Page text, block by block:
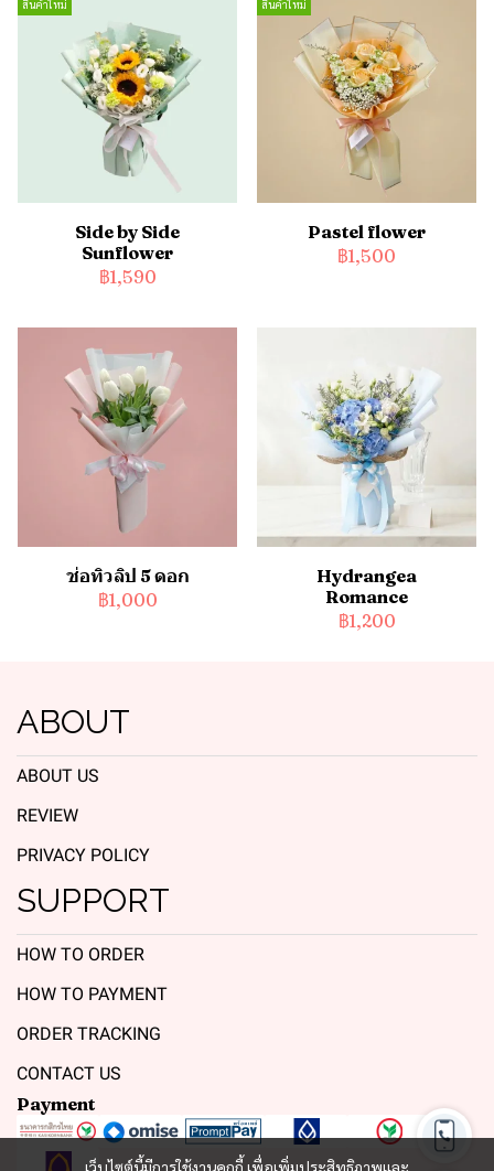
สินค้าใหม่
Side by Side
Sunflower
฿1,590
สินค้าใหม่
Pastel flower
฿1,500
ช่อทิวลิป 5 ดอก
฿1,000
Hydrangea
Romance
฿1,200
เว็บไซต์นี้มีการใช้งานคุกกี้ เพื่อเพิ่มประสิทธิภาพและ
ABOUT
ABOUT US
REVIEW
PRIVACY POLICY
SUPPORT
HOW TO ORDER
HOW TO PAYMENT
ORDER TRACKING
CONTACT US
Payment